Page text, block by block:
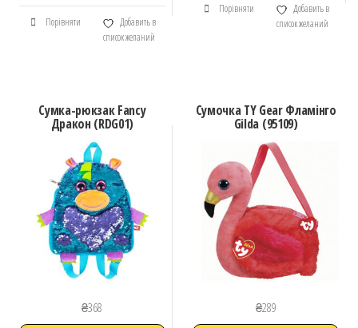
Порівняти
Добавить в
список желаний
Порівняти
Добавить в
список желаний
Сумка-рюкзак Fancy
Дракон (RDG01)
₴368
Сумочка TY Gear Фламінго
Gilda (95109)
₴289